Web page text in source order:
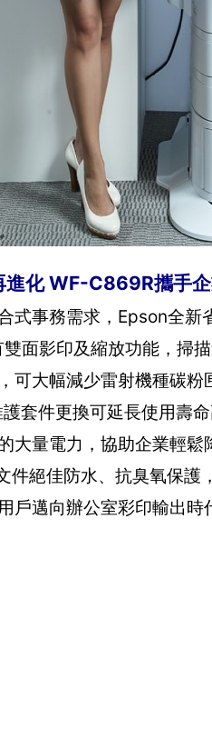
化 WF-C869R攜手
式事務需求，Epson全
面影印及縮放功能，掃
可大幅減少雷射機種碳
套件更換可延長使用壽
大量電力，協助企業輕
件絕佳防水、抗臭氧保
戶邁向辦公室彩印輸出時